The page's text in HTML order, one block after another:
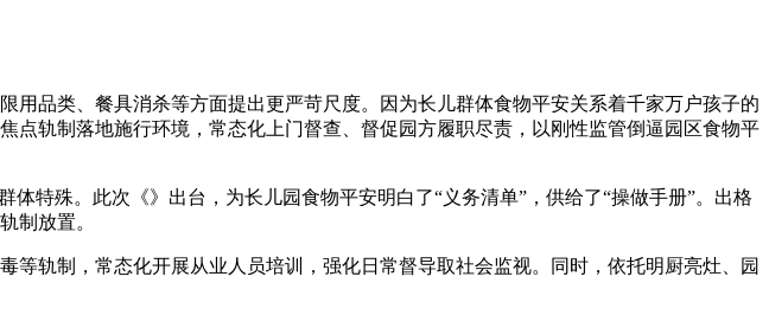
品类、餐具消杀等方面提出更严苛尺度。因为长儿群体食物平安关系着千家万户孩子的
轨制落地施行环境，常态化上门督查、督促园方履职尽责，以刚性监管倒逼园区食物平
殊。此次《》出台，为长儿园食物平安明白了“义务清单”，供给了“操做手册”。出格
制放置。
轨制，常态化开展从业人员培训，强化日常督导取社会监视。同时，依托明厨亮灶、园